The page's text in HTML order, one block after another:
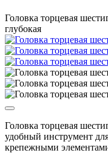
Головка торцевая
глубокая
Головка торцевая
удобный инструмент
крепежными